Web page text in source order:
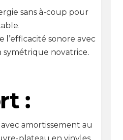
sans à-coup pour
l’efficacité sonore avec
symétrique novatrice.
:
amortissement au